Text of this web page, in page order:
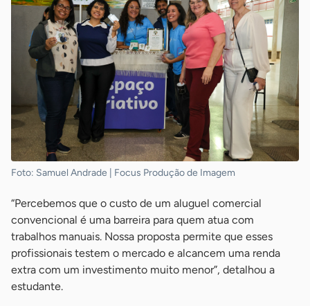
Foto: Samuel Andrade | Focus Produção de Imagem
“Percebemos que o custo de um aluguel comercial
convencional é uma barreira para quem atua com
trabalhos manuais. Nossa proposta permite que esses
profissionais testem o mercado e alcancem uma renda
extra com um investimento muito menor”, detalhou a
estudante.